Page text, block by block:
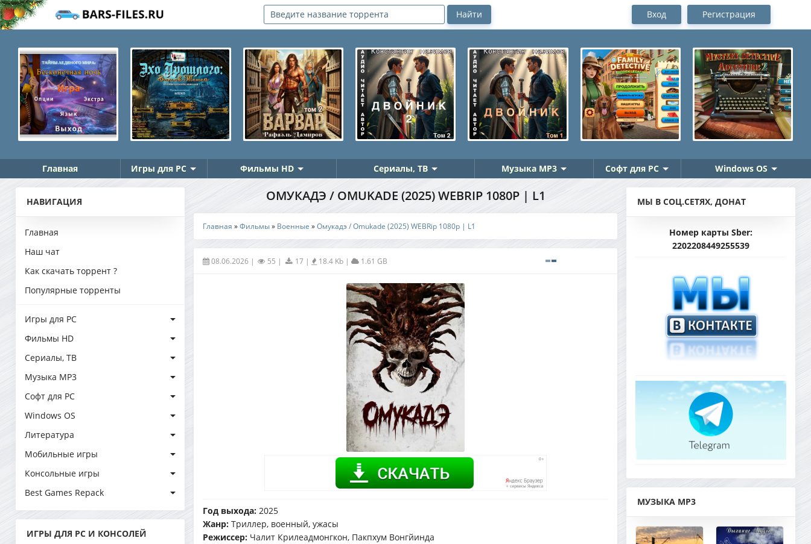
Вход Регистрация
Главная Игры для PC Фильмы HD Сериалы, ТВ Музыка MP3 Софт для PC Windows OS
НАВИГАЦИЯ
Главная
Наш чат
Как скачать торрент ?
Популярные торренты
Игры для PC
Фильмы HD
Сериалы, ТВ
Музыка MP3
Софт для PC
Windows OS
Литература
Мобильные игры
Консольные игры
Best Games Repack
ИГРЫ ДЛЯ PC И КОНСОЛЕЙ
ОМУКАДЭ / OMUKADE (2025) WEBRIP 1080P | L1
Главная »Фильмы» Военные »Омукадэ / Omukade (2025) WEBRip 1080p | L1
08.06.2026 | 55 | 17| 18.4 Kb| 1.61 GB
Год выхода: 2025
Жанр: Триллер, военный, ужасы
Режиссер: Чалит Крилеадмонгкон, Пакпхум Вонгйинда
МЫ В СОЦ.СЕТЯХ, ДОНАТ
Номер карты Sber:
2202208449255539
МУЗЫКА MP3